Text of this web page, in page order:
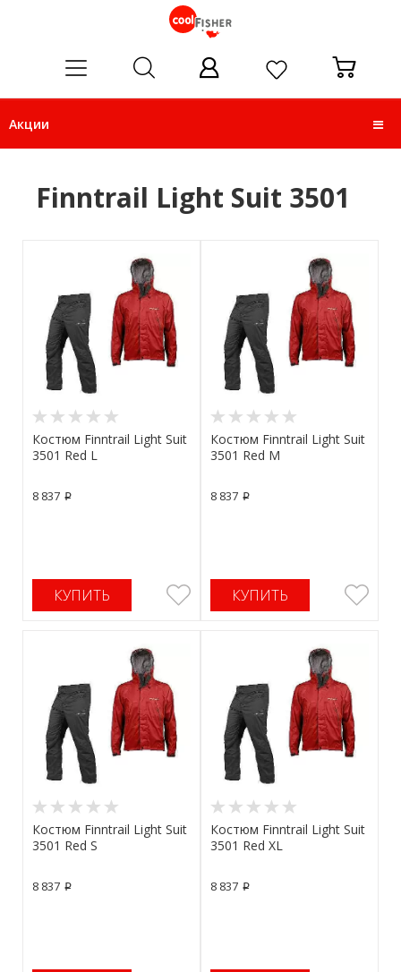
Акции
Finntrail Light Suit 3501
Костюм Finntrail Light Suit
3501 Red L
8 837 p
КУПИТЬ
Костюм Finntrail Light Suit
3501 Red M
8 837 p
КУПИТЬ
Костюм Finntrail Light Suit
3501 Red S
8 837 p
Костюм Finntrail Light Suit
3501 Red XL
8 837 p